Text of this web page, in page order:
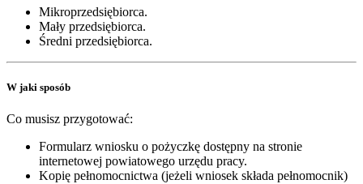
Mikroprzedsiębiorca.
Mały przedsiębiorca.
Średni przedsiębiorca.
W jaki sposób
Co musisz przygotować:
Formularz wniosku o pożyczkę dostępny na stronie
internetowej powiatowego urzędu pracy.
Kopię pełnomocnictwa (jeżeli wniosek składa pełnomocnik)